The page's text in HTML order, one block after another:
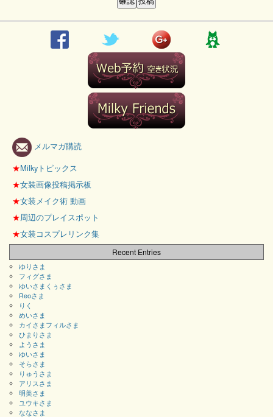
メルマガ購読
★Milkyトピックス
★女装画像投稿掲示板
★女装メイク術 動画
★周辺のプレイスポット
★女装コスプレリンク集
Recent Entries
ゆりさま
フィグさま
ゆいさまくぅさま
Reoさま
りく
めいさま
カイさまフィルさま
ひまりさま
ようさま
ゆいさま
そらさま
りゅうさま
アリスさま
明美さま
ユウキさま
ななさま